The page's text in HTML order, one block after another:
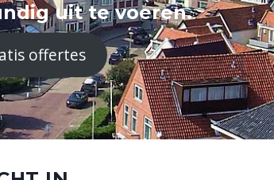
uit te voeren.
offertes